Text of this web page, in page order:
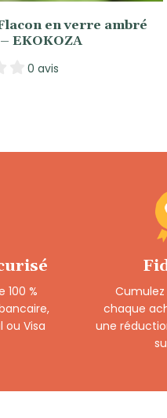
en verre ambré
EKOKOZA
0 avis
100 %
ou Visa
chaque
une